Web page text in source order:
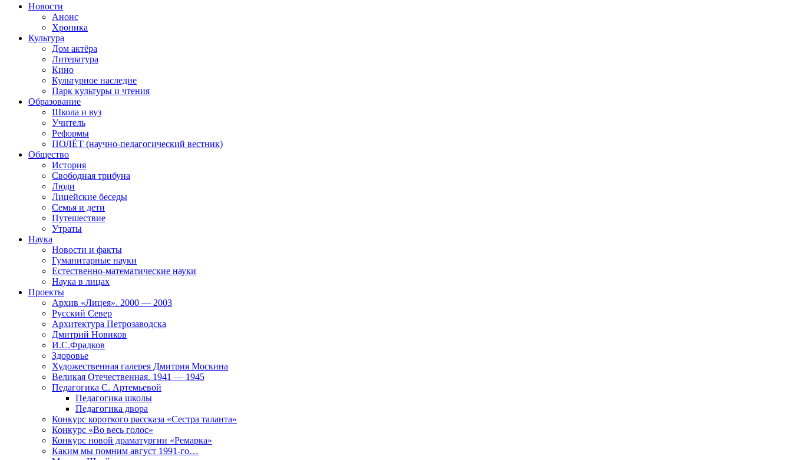
Новости
Анонс
Хроника
Культура
Дом актёра
Литература
Кино
Культурное наследие
Парк культуры и чтения
Образование
Школа и вуз
Учитель
Реформы
ПОЛЁТ (научно-педагогический вестник)
Общество
История
Свободная трибуна
Люди
Лицейские беседы
Семья и дети
Путешествие
Утраты
Наука
Новости и факты
Гуманитарные науки
Естественно-математические науки
Наука в лицах
Проекты
Архив «Лицея». 2000 — 2003
Русский Север
Архитектура Петрозаводска
Дмитрий Новиков
И.С.Фрадков
Здоровье
Художественная галерея Дмитрия Москина
Великая Отечественная. 1941 — 1945
Педагогика С. Артемьевой
Педагогика школы
Педагогика двора
Конкурс короткого рассказа «Сестра таланта»
Конкурс «Во весь голос»
Конкурс новой драматургии «Ремарка»
Каким мы помним август 1991-го…